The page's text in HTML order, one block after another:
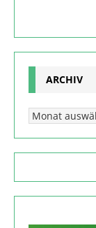
ARCHIV